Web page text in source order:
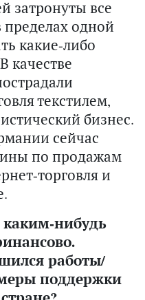
затронуты все
пределах одной
какие-либо
качестве
текстилем,
бизнес.
сейчас
по продажам
торговля и
нибудь
работы/
поддержки